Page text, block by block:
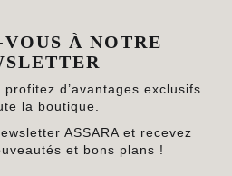
À NOTRE
d’avantages exclusifs
la boutique.
ASSARA et recevez
et bons plans !